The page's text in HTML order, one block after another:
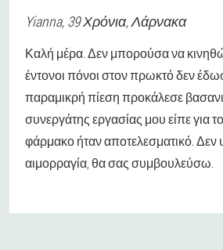
Yianna, 39 Χρόνια,Λάρνακα
Καλή μέρα. Δεν μπορούσα να
έντονοι πόνοι στον πρωκτό δεν
παραμικρή πίεση προκάλεσε
συνεργάτης εργασίας μου είπε για
φάρμακο ήταν αποτελεσματικό. Δεν
αιμορραγία, θα σας συμβουλεύσω.